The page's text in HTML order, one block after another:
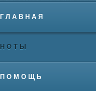
ГЛАВНАЯ
НОТЫ
ПОМОЩЬ